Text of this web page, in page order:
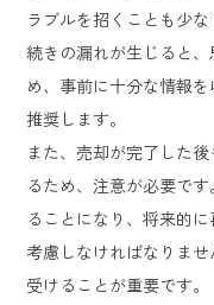
ラブルを招くことも少
続きの漏れが生じると
め、事前に十分な情報
推奨します。
また、売却が完了した
るため、注意が必要で
ることになり、将来的
考慮しなければなりま
受けることが重要です。